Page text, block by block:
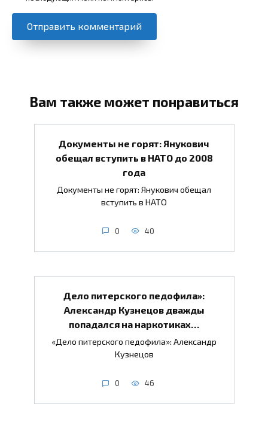
Вам также может понравиться
Документы не горят: Янукович
обещал вступить в НАТО до 2008
года
Документы не горят: Янукович обещал
вступить в НАТО
0 40
Дело питерского педофила»:
Александр Кузнецов дважды
попадался на наркотиках…
«Дело питерского педофила»: Александр
Кузнецов
0 46